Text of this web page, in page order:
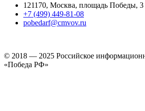
121170, Москва, площадь Победы, 3
+7 (499) 449-81-08
pobedarf@cmvov.ru
© 2018 — 2025 Российское
«Победа РФ»